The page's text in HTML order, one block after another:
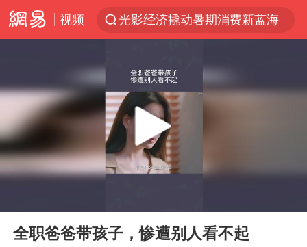
视频
光影经济撬动暑期消费新蓝海
上四休三，但降薪1000元，你接受吗？
WTT瑞典大满贯女单签表出炉
情侣平潭拍日出坠崖1死1伤
36岁男演员成景区NPC后人气爆棚
Play
全职爸爸带孩子，惨遭别人看不起